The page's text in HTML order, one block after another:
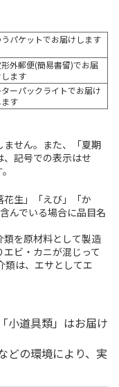
うパケットでお届けします
形外郵便(簡易書留)でお届
します
ターパックライトでお届け
ます
せん。また、「夏期
記号での表示はせ
生」「えび」「か
んでいる場合に品目名
を原材料として製造
ビ・カニが混じって
類は、エサとしてエ
小道具類」はお届け
どの環境により、実